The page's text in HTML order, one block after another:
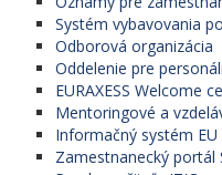
Systém vybavovania
Odborová organizácia
Oddelenie pre
EURAXESS Welcome
Mentoringové a
Informačný systém
Zamestnanecký portál